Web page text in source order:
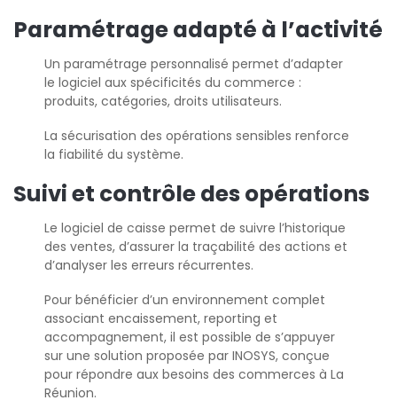
Paramétrage adapté à l’activité
Un paramétrage personnalisé permet d’adapter
le logiciel aux spécificités du commerce :
produits, catégories, droits utilisateurs.
La sécurisation des opérations sensibles renforce
la fiabilité du système.
Suivi et contrôle des opérations
Le logiciel de caisse permet de suivre l’historique
des ventes, d’assurer la traçabilité des actions et
d’analyser les erreurs récurrentes.
Pour bénéficier d’un environnement complet
associant encaissement, reporting et
accompagnement, il est possible de s’appuyer
sur une solution proposée par INOSYS, conçue
pour répondre aux besoins des commerces à La
Réunion.